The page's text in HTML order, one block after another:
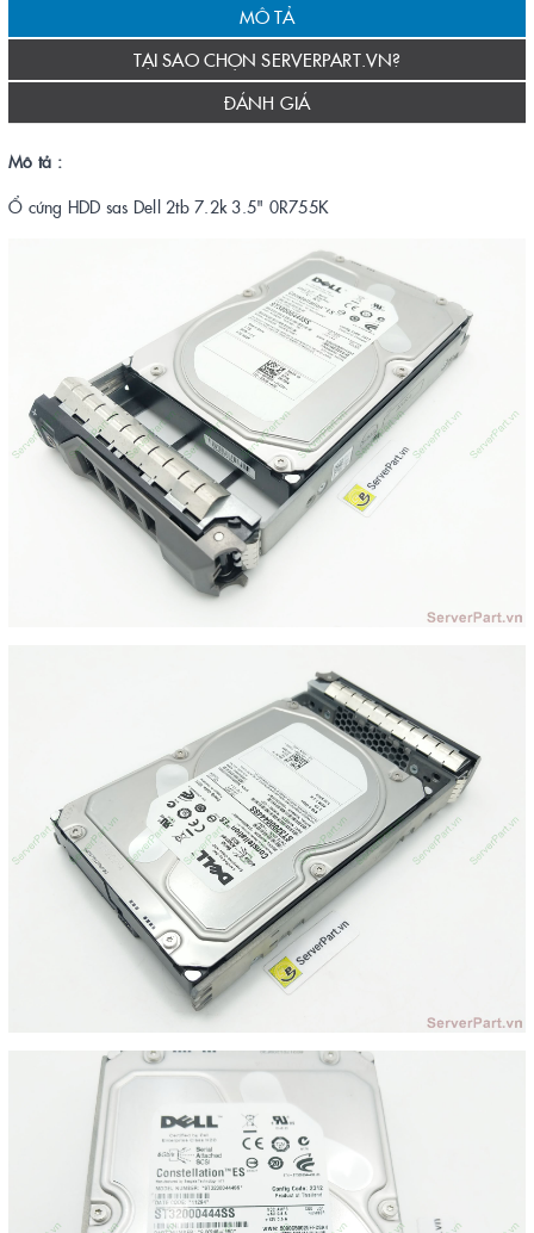
MÔ TẢ
TẠI SAO CHỌN SERVERPART.VN?
ĐÁNH GIÁ
Mô tả :
Ổ cứng HDD sas Dell 2tb 7.2k 3.5" 0R755K